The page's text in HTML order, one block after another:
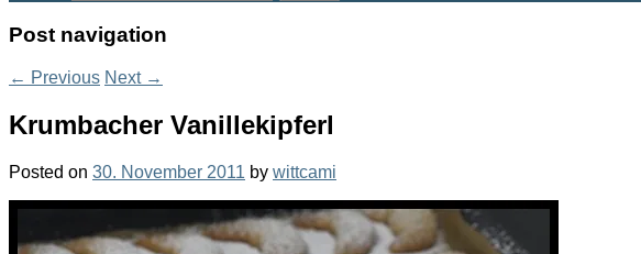
Post navigation
← Previous Next →
Krumbacher Vanillekipferl
Posted on 30. November 2011 by wittcami